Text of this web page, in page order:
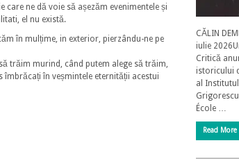
ne dă voie să așezăm evenimentele și
el nu există.
în mulțime, in exterior, pierzându-ne pe
trăim murind, când putem alege să trăim,
îmbrăcați în veșmintele eternității acestui
CĂLIN
iulie
Critică
istoricului
al
École …
Read More